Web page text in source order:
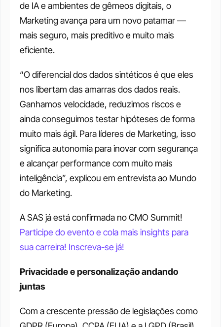
de IA e ambientes de gêmeos digitais, o
Marketing avança para um novo patamar —
mais seguro, mais preditivo e muito mais
eficiente.
“O diferencial dos dados sintéticos é que eles
nos libertam das amarras dos dados reais.
Ganhamos velocidade, reduzimos riscos e
ainda conseguimos testar hipóteses de forma
muito mais ágil. Para líderes de Marketing, isso
significa autonomia para inovar com segurança
e alcançar performance com muito mais
inteligência”, explicou em entrevista ao Mundo
do Marketing.
Participe do evento e cola mais insights para
sua carreira! Inscreva-se já!
Privacidade e personalização andando
juntas
Com a crescente pressão de legislações como